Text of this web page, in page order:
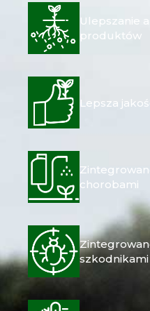
Ulepszanie
produktów
Lepsza
chorobami
szkodnikami